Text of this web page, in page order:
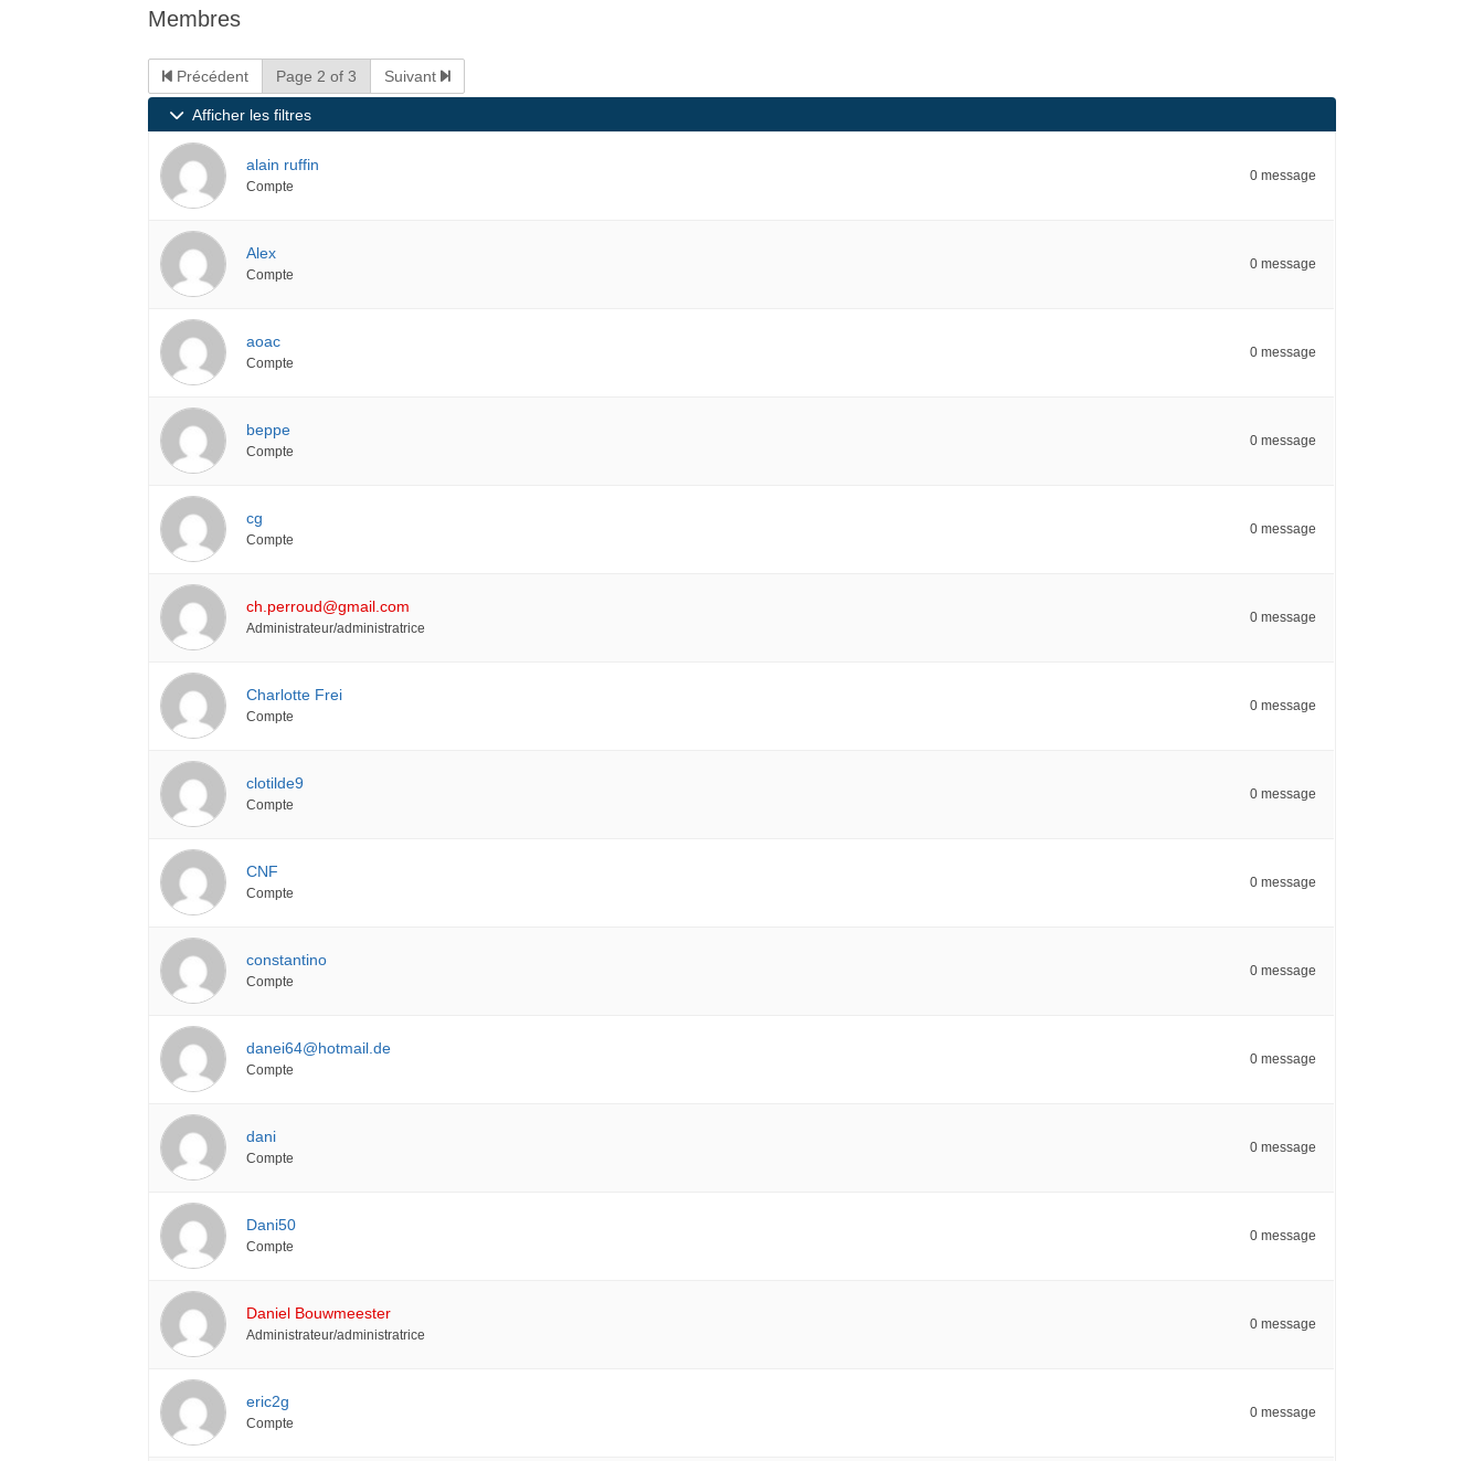
êtes
Membres
Précédent Page 2 of 3 Suivant
Afficher les filtres
alain ruffin
Compte
0 message
Alex
Compte
0 message
aoac
Compte
0 message
beppe
Compte
0 message
cg
Compte
0 message
ch.perroud@gmail.com
Administrateur/administratrice
0 message
Charlotte Frei
Compte
0 message
clotilde9
Compte
0 message
CNF
Compte
0 message
constantino
Compte
0 message
danei64@hotmail.de
Compte
0 message
dani
Compte
0 message
Dani50
Compte
0 message
Daniel Bouwmeester
Administrateur/administratrice
0 message
eric2g
Compte
0 message